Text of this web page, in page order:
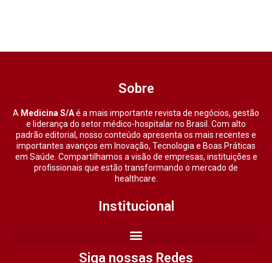
Sobre
A Medicina S/Aé a mais importante revista de negócios, gestão
e liderança do setor médico-hospitalar no Brasil. Com alto
padrão editorial, nosso conteúdo apresenta os mais recentes e
importantes avanços em Inovação, Tecnologia e Boas Práticas
em Saúde. Compartilhamos a visão de empresas, instituições e
profissionais que estão transformando o mercado de
healthcare.
Institucional
Siga nossas Redes